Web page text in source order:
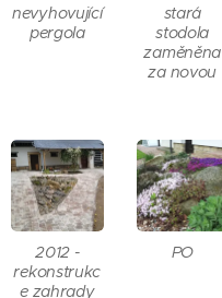
nevyhovující
pergola
stará
stodola
zaměněna
za novou
2012 -
rekonstrukc
e zahrady
PO